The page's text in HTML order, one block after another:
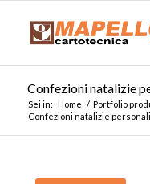
Confezioni natalizie
Sei in: Home / Portfolio
Confezioni natalizie